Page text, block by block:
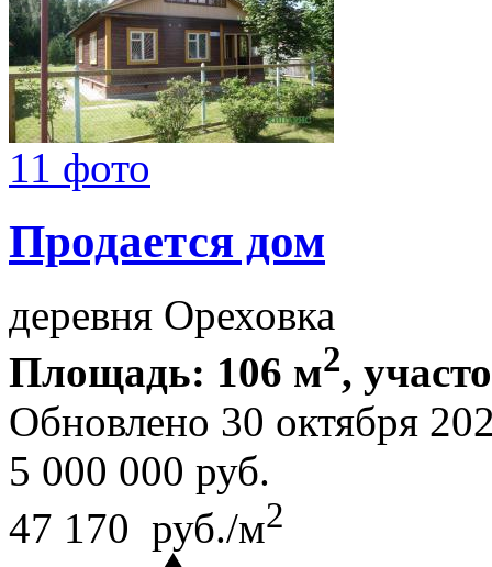
11 фото
Продается дом
деревня Ореховка
Площадь: 106 м2,
Обновлено 30 октября
5 000 000 руб.
47 170 руб./м2